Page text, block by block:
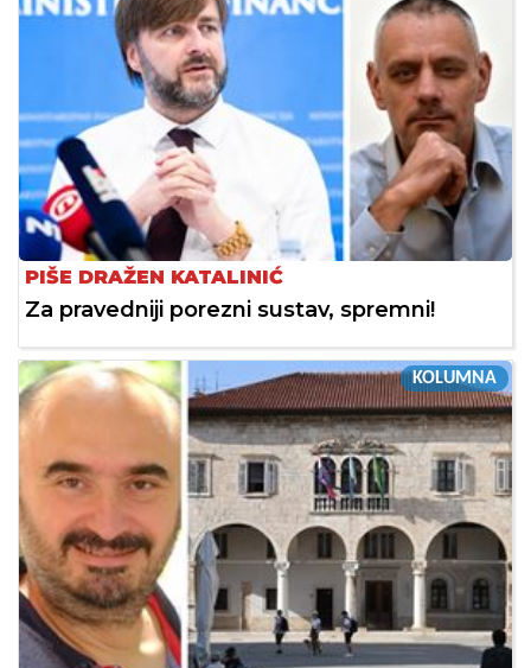
PIŠE DRAŽEN KATALINIĆ
Za pravedniji porezni sustav, spremni!
KOLUMNA